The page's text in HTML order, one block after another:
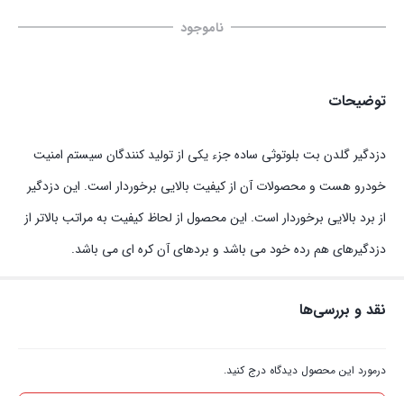
ناموجود
توضیحات
دزدگیر گلدن بت بلوتوثی ساده جزء یکی از تولید کنندگان سیستم امنیت
خودرو هست و محصولات آن از کیفیت بالایی برخوردار است. این دزدگیر
از برد بالایی برخوردار است. این محصول از لحاظ کیفیت به مراتب بالاتر از
دزدگیرهای هم رده خود می باشد و بردهای آن کره ای می باشد.
نقد و بررسی‌ها
درمورد این محصول دیدگاه درج کنید.